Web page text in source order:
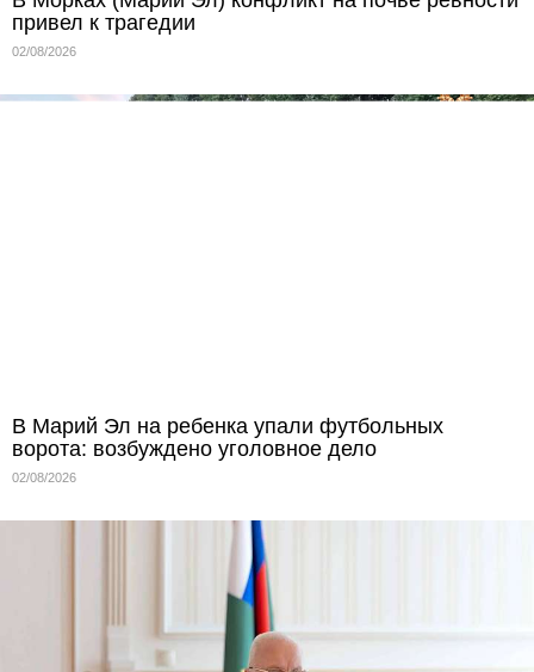
привел к трагедии
02/08/2026
В Марий Эл на ребенка упали футбольных
ворота: возбуждено уголовное дело
02/08/2026